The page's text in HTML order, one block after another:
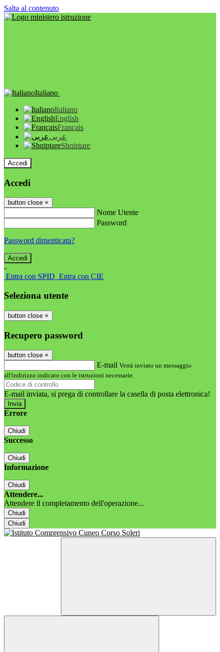
Salta al contenuto
Italiano
Italiano
English
Français
عربى
Shqiptare
Accedi
Accedi
button close ×
Nome Utente
Password
Password dimenticata?
-
Entra con SPID Entra con CIE
Seleziona utente
button close ×
Recupero password
button close ×
E-mail Verrà inviato un messaggio
all'indirizzo indicato con le istruzioni necessarie.
E-mail inviata, si prega di controllare la casella di posta elettronica!
Errore
Chiudi
Successo
Chiudi
Informazione
Chiudi
Attendere...
Attendere il completamento dell'operazione...
Chiudi
Chiudi